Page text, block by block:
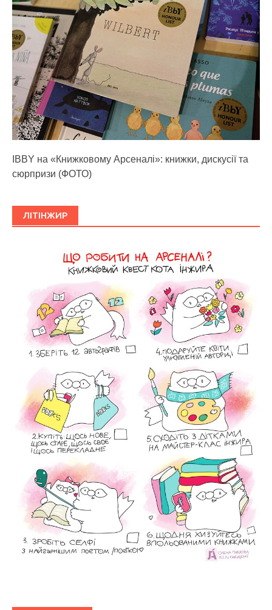
IBBY на «Книжковому Арсеналі»: книжки, дискусії та
сюрпризи (ФОТО)
ЛІТІНЖИР